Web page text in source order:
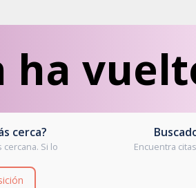
ha
cerca?
Si lo
Encuentra